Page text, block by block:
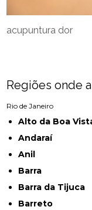
acupuntura dor
Regiões onde
Rio de Janeiro
Alto da Boa
Andaraí
Anil
Barra
Barra da Tijuca
Barreto